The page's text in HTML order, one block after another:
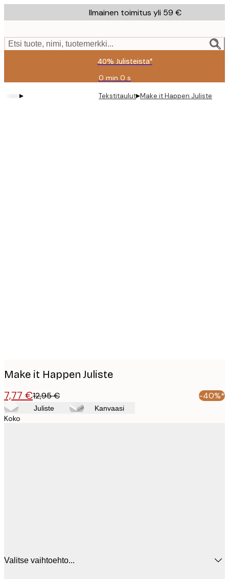
to
content.
Ilmainen toimitus yli 59 €
Etsi tuote, nimi, tuotemerkki...
40% Julisteista*
0 min 0 s
Voimassa
asti:
2026-
▸ Tekstitaulut▸Make it Happen Juliste
Make it Happen Juliste
7,77 €12,95 € -40%*
Juliste Kanvaasi
Koko
Valitse vaihtoehto...